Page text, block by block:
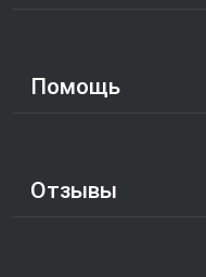
Помощь
Отзывы